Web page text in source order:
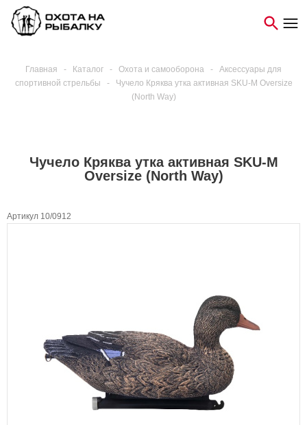
Главная - Каталог - Охота и самооборона -
Аксессуары для
спортивной стрельбы
-
Чучело Кряква утка активная SKU-M Oversize
(North Way)
Чучело Кряква утка активная SKU-M
Oversize (North Way)
Артикул 10/0912